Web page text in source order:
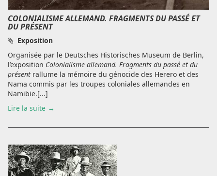
COLONIALISME ALLEMAND. FRAGMENTS DU PASSÉ ET
DU PRÉSENT
Exposition
Organisée par le Deutsches Historisches Museum de Berlin,
l’exposition Colonialisme allemand. Fragments du passé et du
présent rallume la mémoire du génocide des Herero et des
Nama commis par les troupes coloniales allemandes en
Namibie.[...]
Lire la suite